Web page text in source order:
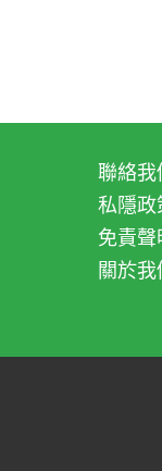
聯絡我
私隱政
免責聲
關於我